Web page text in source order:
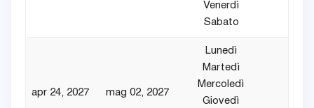
Venerdì
Sabato
apr 24, 2027 mag 02, 2027
Lunedì
Martedì
Mercoledì
Giovedì